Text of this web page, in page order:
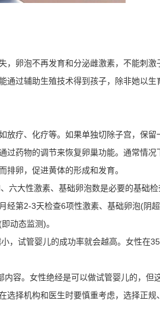
，卵泡不再发育和分泌雌激素，不能刺激
通过辅助生殖技术得到孩子，除非她以生
疗、化疗等。如果单独切除子宫，保留
过药物的调节来恢复卵巢功能。通常情况
卵，促进黄体的形成和发育。
六大性激素、基础卵泡数是必要的基础
第2-3天检查6项性激素、基础卵泡(阴
动态监测)。
，试管婴儿的成功率就会越高。女性在
容。女性绝经是可以做试管婴儿的，但
择机构和医生时要慎重考虑，选择正规